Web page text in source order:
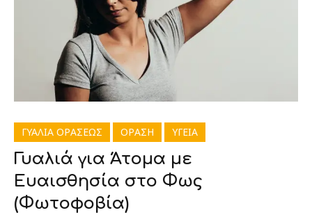
ΓΥΑΛΙΑ ΟΡΑΣΕΩΣ ΟΡΑΣΗ ΥΓΕΙΑ
Γυαλιά για Άτομα με
Ευαισθησία στο Φως
(Φωτοφοβία)